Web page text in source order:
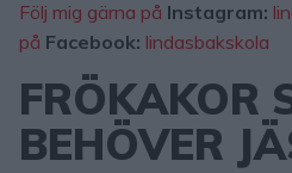
Följ mig gärna på Instagram:
på Facebook: lindasbakskola
FRÖKAKOR
BEHÖVER